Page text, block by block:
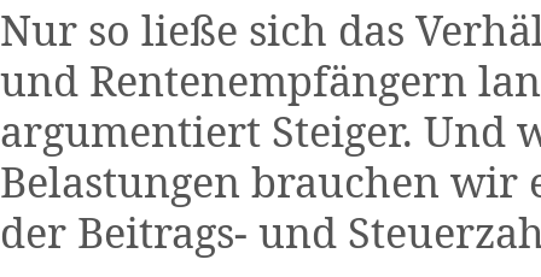
Nur so ließe sich das
und Rentenempfängern
argumentiert Steiger. Und
Belastungen brauchen wir
der Beitrags- und